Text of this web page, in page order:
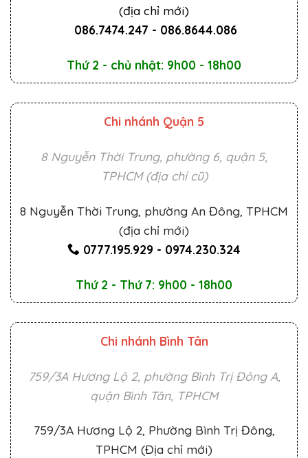
(địa chỉ mới)
086.7474.247 - 086.8644.086
Thứ 2 - chủ nhật: 9h00 - 18h00
Chi nhánh Quận 5
8 Nguyễn Thời Trung, phường 6, quận 5,
TPHCM (địa chỉ cũ)
8 Nguyễn Thời Trung, phường An Đông, TPHCM
(địa chỉ mới)
0777.195.929 - 0974.230.324
Thứ 2 - Thứ 7: 9h00 - 18h00
Chi nhánh Bình Tân
759/3A Hương Lộ 2, phường Bình Trị Đông A,
quận Bình Tân, TPHCM
759/3A Hương Lộ 2, Phường Bình Trị Đông,
TPHCM (Địa chỉ mới)